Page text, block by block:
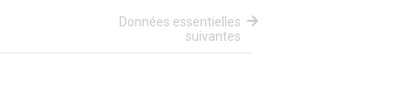
Données essentielles
suivantes